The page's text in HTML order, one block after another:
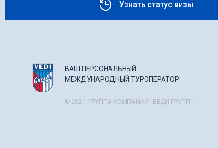
Узнать статус визы
ВАШ ПЕРСОНАЛЬНЫЙ
МЕЖДУНАРОДНЫЙ ТУРОПЕРАТОР
© 2021. ГРУППА КОМПАНИЙ "ВЕДИ ГРУПП".